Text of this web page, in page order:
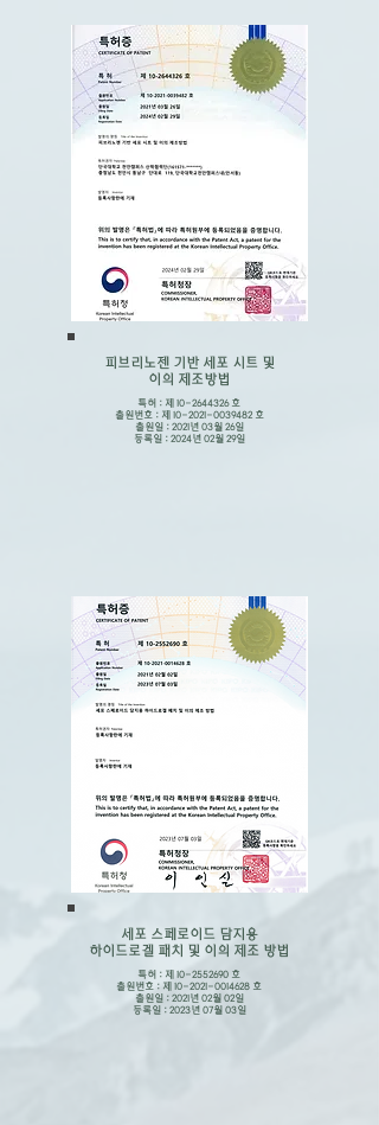
​피브리노젠 기반 세포 시트 및
이의 제조방법
특허 : 제 10-2644326호
출원번호 : 제
10-2021-0039482호
출원일 : 2021년 03월 26일
​등록일 : 2024년 02월 29일
​세포 스페로이드 담지용
하이드로겔 패치 및 이의 제조 방법
특허 : 제 10-2552690 호
출원번호 : 제
10-2021-0014628 호
출원일 : 2021년 02월 02일
​등록일 : 2023년 07월 03일